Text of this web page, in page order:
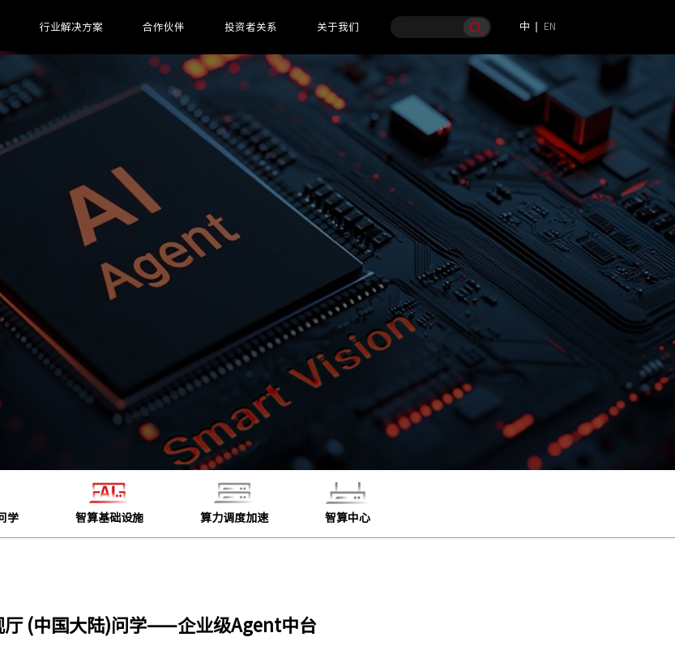
行业解决方案 合作伙伴 投资者关系 关于我们 中 EN
学 智算基础设施 算力调度加速 智算中心
厅 (中国大陆)问学——企业级Agent中台